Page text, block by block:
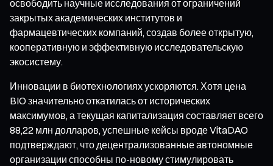
освободить научные исследования от ограничений
закрытых академических институтов и
фармацевтических компаний, создав более открытую,
кооперативную и эффективную исследовательскую
экосистему.
Инновации в биотехнологиях ускоряются. Хотя цена
BIO значительно откатилась от исторических
максимумов, а текущая капитализация составляет всего
88,22 млн долларов, успешные кейсы вроде VitaDAO
подтверждают, что децентрализованные автономные
организации способны по-новому стимулировать